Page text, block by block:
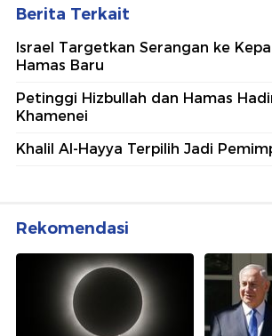
Berita Terkait
Israel Targetkan Serangan ke
Hamas Baru
Petinggi Hizbullah dan Hamas
Khamenei
Khalil Al-Hayya Terpilih Jadi
Rekomendasi